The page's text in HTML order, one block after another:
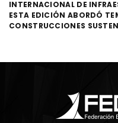
INTERNACIONAL DE
ESTA EDICIÓN ABORDÓ
CONSTRUCCIONES